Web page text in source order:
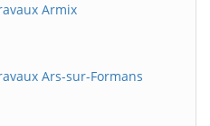
Armix
Ars-sur-Formans